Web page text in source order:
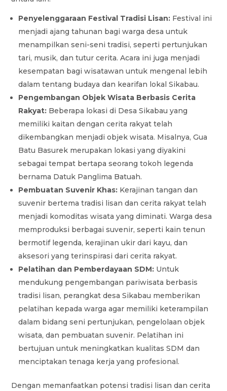
Penyelenggaraan Festival Tradisi Lisan: Festival ini
menjadi ajang tahunan bagi warga desa untuk
menampilkan seni-seni tradisi, seperti pertunjukan
tari, musik, dan tutur cerita. Acara ini juga menjadi
kesempatan bagi wisatawan untuk mengenal lebih
dalam tentang budaya dan kearifan lokal Sikabau.
Pengembangan Objek Wisata Berbasis Cerita
Rakyat: Beberapa lokasi di Desa Sikabau yang
memiliki kaitan dengan cerita rakyat telah
dikembangkan menjadi objek wisata. Misalnya, Gua
Batu Basurek merupakan lokasi yang diyakini
sebagai tempat bertapa seorang tokoh legenda
bernama Datuk Panglima Batuah.
Pembuatan Suvenir Khas: Kerajinan tangan dan
suvenir bertema tradisi lisan dan cerita rakyat telah
menjadi komoditas wisata yang diminati. Warga desa
memproduksi berbagai suvenir, seperti kain tenun
bermotif legenda, kerajinan ukir dari kayu, dan
aksesori yang terinspirasi dari cerita rakyat.
Pelatihan dan Pemberdayaan SDM: Untuk
mendukung pengembangan pariwisata berbasis
tradisi lisan, perangkat desa Sikabau memberikan
pelatihan kepada warga agar memiliki keterampilan
dalam bidang seni pertunjukan, pengelolaan objek
wisata, dan pembuatan suvenir. Pelatihan ini
bertujuan untuk meningkatkan kualitas SDM dan
menciptakan tenaga kerja yang profesional.
Dengan memanfaatkan potensi tradisi lisan dan cerita